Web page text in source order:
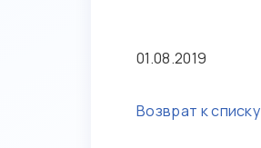
01.08.2019
Возврат к списку